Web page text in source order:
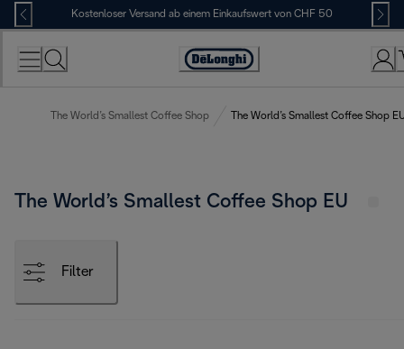
Skip
to
Content
Kostenloser Versand ab einem Einkaufswert von CHF 50
Erklärung
Zugänglichkeit
The World’s Smallest Coffee Shop The World’s Smallest Coffee Shop
The World’s Smallest Coffee Shop EU
Filter